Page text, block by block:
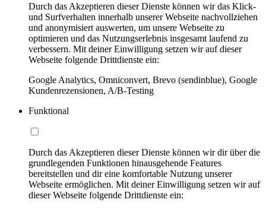
Durch das Akzeptieren dieser Dienste können wir das Klick-
und Surfverhalten innerhalb unserer Webseite nachvollziehen
und anonymisiert auswerten, um unsere Webseite zu
optimieren und das Nutzungserlebnis insgesamt laufend zu
verbessern. Mit deiner Einwilligung setzen wir auf dieser
Webseite folgende Drittdienste ein:
Google Analytics, Omniconvert, Brevo (sendinblue), Google
Kundenrezensionen, A/B-Testing
Funktional
Durch das Akzeptieren dieser Dienste können wir dir über die
grundlegenden Funktionen hinausgehende Features
bereitstellen und dir eine komfortable Nutzung unserer
Webseite ermöglichen. Mit deiner Einwilligung setzen wir auf
dieser Webseite folgende Drittdienste ein: